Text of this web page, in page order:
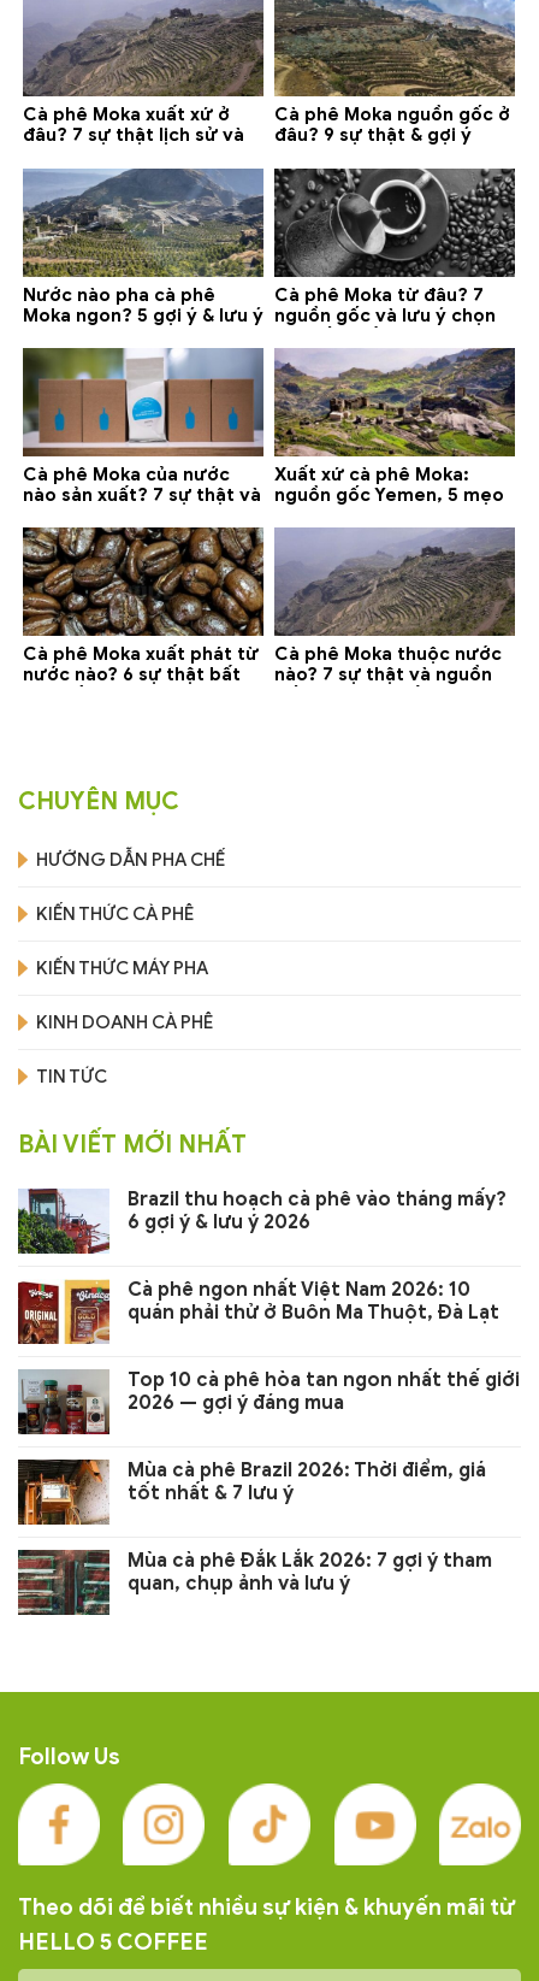
Cà phê Moka xuất xứ ở
đâu? 7 sự thật lịch sử và
Cà phê Moka nguồn gốc ở
đâu? 9 sự thật & gợi ý
Nước nào pha cà phê
Moka ngon? 5 gợi ý & lưu ý
Cà phê Moka từ đâu? 7
nguồn gốc và lưu ý chọn
Cà phê Moka của nước
nào sản xuất? 7 sự thật và
Xuất xứ cà phê Moka:
nguồn gốc Yemen, 5 mẹo
Cà phê Moka xuất phát từ
nước nào? 6 sự thật bất
Cà phê Moka thuộc nước
nào? 7 sự thật và nguồn
CHUYÊN MỤC
HƯỚNG DẪN PHA CHẾ
KIẾN THỨC CÀ PHÊ
KIẾN THỨC MÁY PHA
KINH DOANH CÀ PHÊ
TIN TỨC
BÀI VIẾT MỚI NHẤT
Brazil thu hoạch cà phê vào tháng mấy?
6 gợi ý & lưu ý 2026
Cà phê ngon nhất Việt Nam 2026: 10
quán phải thử ở Buôn Ma Thuột, Đà Lạt
Top 10 cà phê hòa tan ngon nhất thế giới
2026 — gợi ý đáng mua
Mùa cà phê Brazil 2026: Thời điểm, giá
tốt nhất & 7 lưu ý
Mùa cà phê Đắk Lắk 2026: 7 gợi ý tham
quan, chụp ảnh và lưu ý
Follow Us
Theo dõi để biết nhiều sự kiện & khuyến mãi từ
HELLO 5 COFFEE